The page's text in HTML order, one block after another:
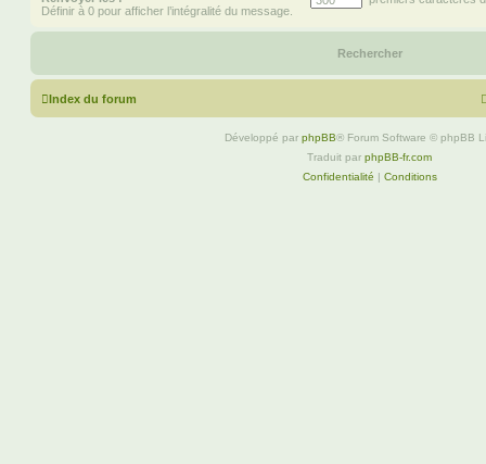
Définir à 0 pour afficher l’intégralité du message.
Index du forum
Développé par phpBB® Forum Software © phpBB
Traduit par phpBB-fr.com
Confidentialité | Conditions